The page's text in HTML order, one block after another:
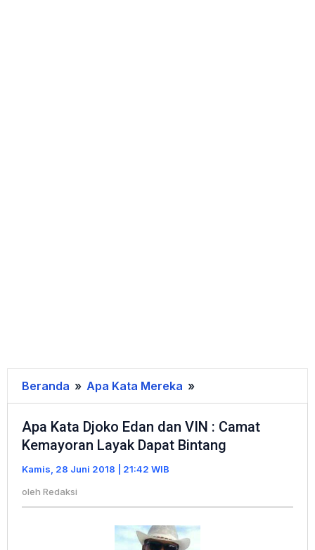
Beranda » Apa Kata Mereka »
Kata
Djoko
Edan
:
Camat
Apa Kata Djoko Edan dan VIN : Camat
Kemayoran Layak Dapat Bintang
Kamis, 28 Juni 2018 | 21:42 WIB
oleh Redaksi